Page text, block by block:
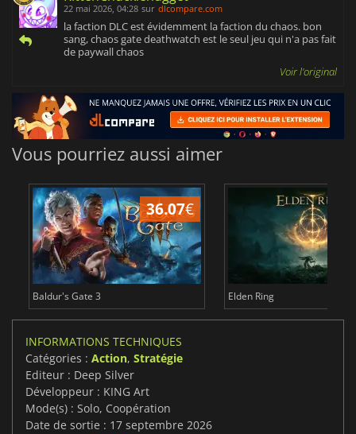
22 mai 2026, 04:28 sur dlcompare.com
la faction DLC est évidemment la faction du chaos. bon
sang, chaos gate deathwatch est le seul jeu qui n'a pas fait
de paywall chaos
Voir l'original
Vous pourriez aussi aimer
36.07€
Baldur's Gate 3 Elden Ring
INFORMATIONS TECHNIQUES
Catégories : Action, Stratégie
Editeur : Deep Silver
Développeur : KING Art
Mode(s) : Solo, Coopération
Date de sortie : 17 septembre 2026